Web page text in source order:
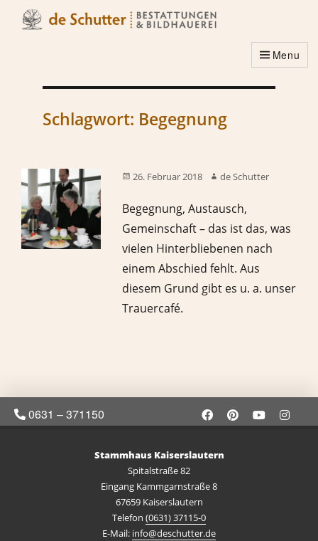
Menu
Schlagwort: Begegnung
26. Februar 2018 de Schutter
Begegnung, Austausch,
Gemeinschaft – das ist das, was
vielen Hinterbliebenen nach
einem Abschied fehlt. Aus
diesem Grund gibt es u. a. unser
Trauercafé.
0631 – 371150
Stammhaus Kaiserslautern
Spitalstraße 82
Eingang Kammgarnstraße 8
67659 Kaiserslautern
Telefon (0631) 37115-0
E-Mail: info@deschutter.de